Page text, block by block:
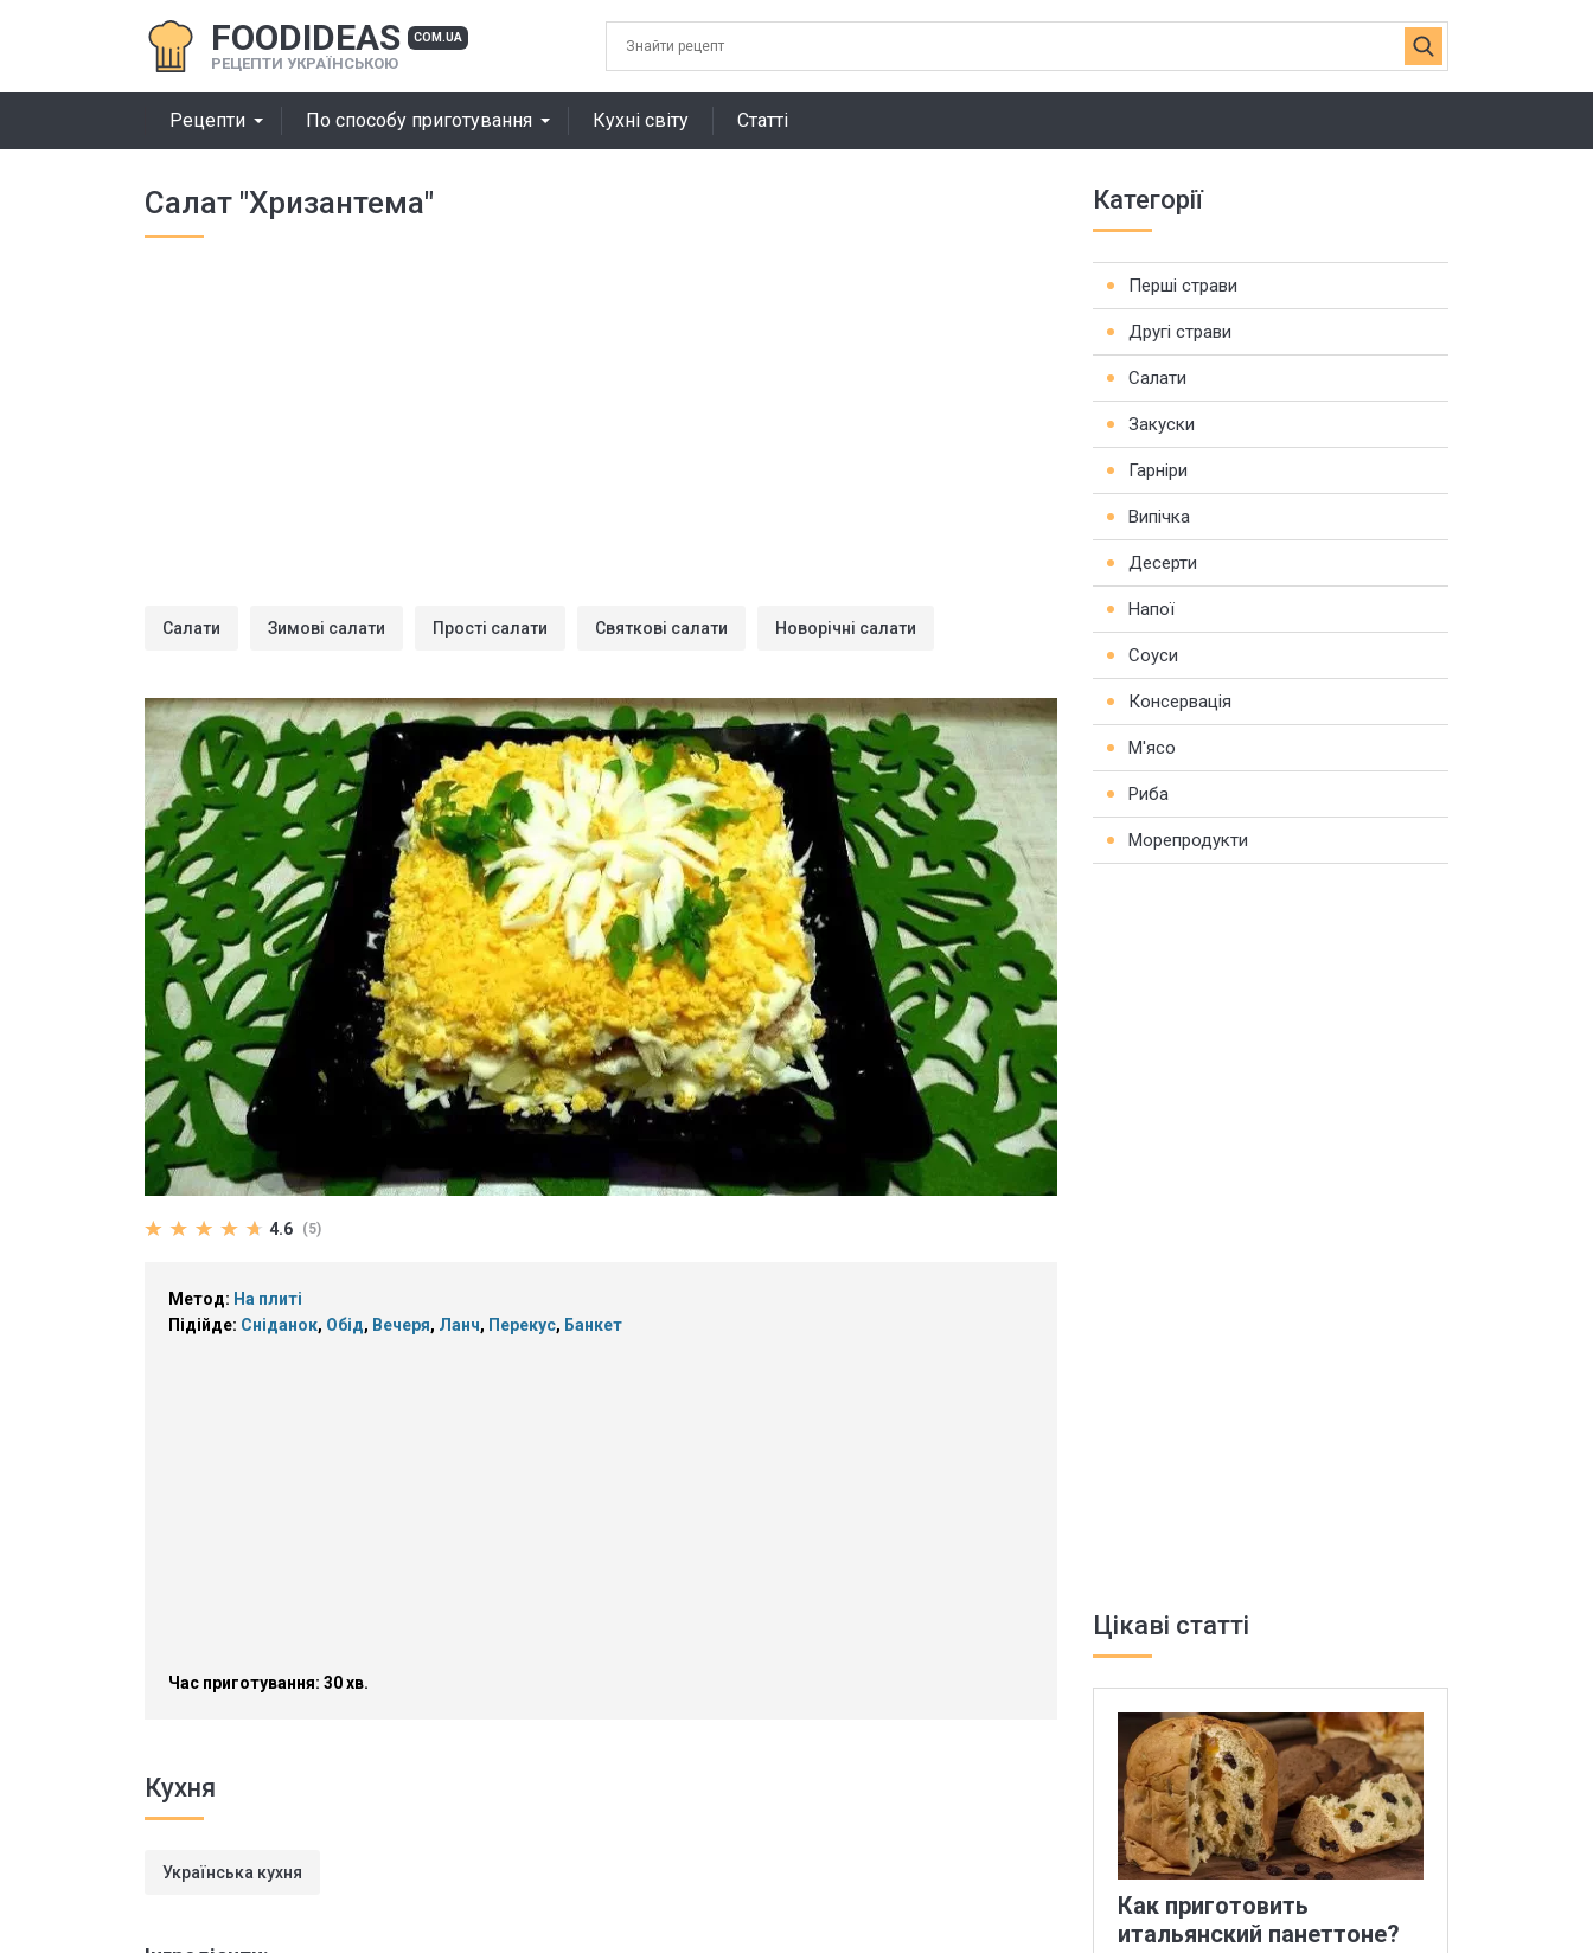
FOODIDEAS COM.UA
РЕЦЕПТИ УКРАЇНСЬКОЮ
Рецепти По способу приготування Кухні світу Статті
Салат "Хризантема"
Салати Зимові салати Прості салати Святкові салати Новорічні салати
4.6 (5)
Метод: На плиті
Підійде: Сніданок, Обід, Вечеря, Ланч, Перекус, Банкет
Час приготування: 30 хв.
Кухня
Українська кухня
Категорії
Перші страви
Другі страви
Салати
Закуски
Гарніри
Випічка
Десерти
Напої
Соуси
Консервація
М'ясо
Риба
Морепродукти
Цікаві статті
Как приготовить
итальянский панеттоне?